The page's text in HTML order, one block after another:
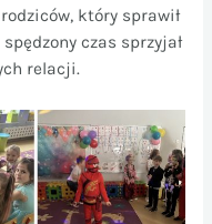
który sprawił
czas sprzyjał
relacji.